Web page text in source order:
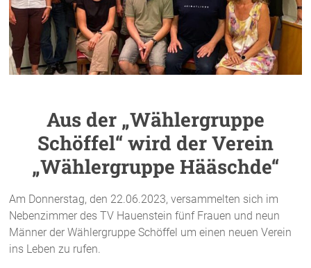
Aus der „Wählergruppe
Schöffel“ wird der Verein
„Wählergruppe Hääschde“
Am Donnerstag, den 22.06.2023, versammelten sich im
Nebenzimmer des TV Hauenstein fünf Frauen und neun
Männer der Wählergruppe Schöffel um einen neuen Verein
ins Leben zu rufen.